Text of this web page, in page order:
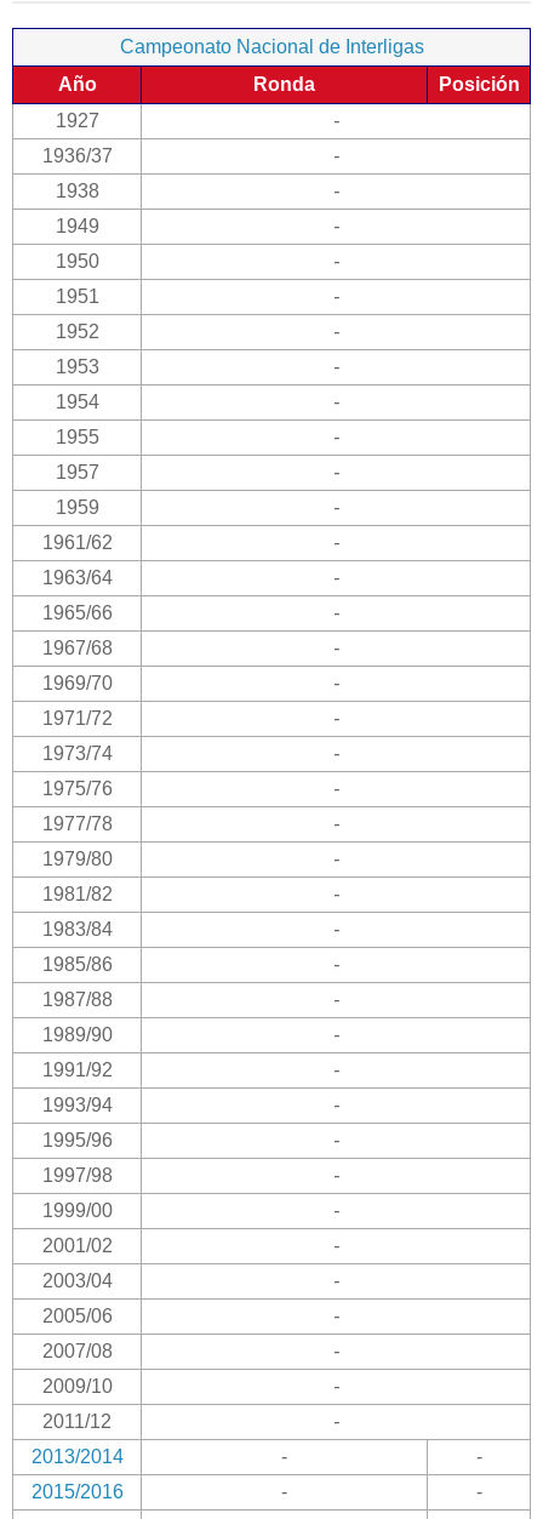
Campeonato Nacional de Interligas
Año
Ronda
Posición
1927
-
1936/37
-
1938
-
1949
-
1950
-
1951
-
1952
-
1953
-
1954
-
1955
-
1957
-
1959
-
1961/62
-
1963/64
-
1965/66
-
1967/68
-
1969/70
-
1971/72
-
1973/74
-
1975/76
-
1977/78
-
1979/80
-
1981/82
-
1983/84
-
1985/86
-
1987/88
-
1989/90
-
1991/92
-
1993/94
-
1995/96
-
1997/98
-
1999/00
-
2001/02
-
2003/04
-
2005/06
-
2007/08
-
2009/10
-
2011/12
-
2013/2014
-
-
2015/2016
-
-